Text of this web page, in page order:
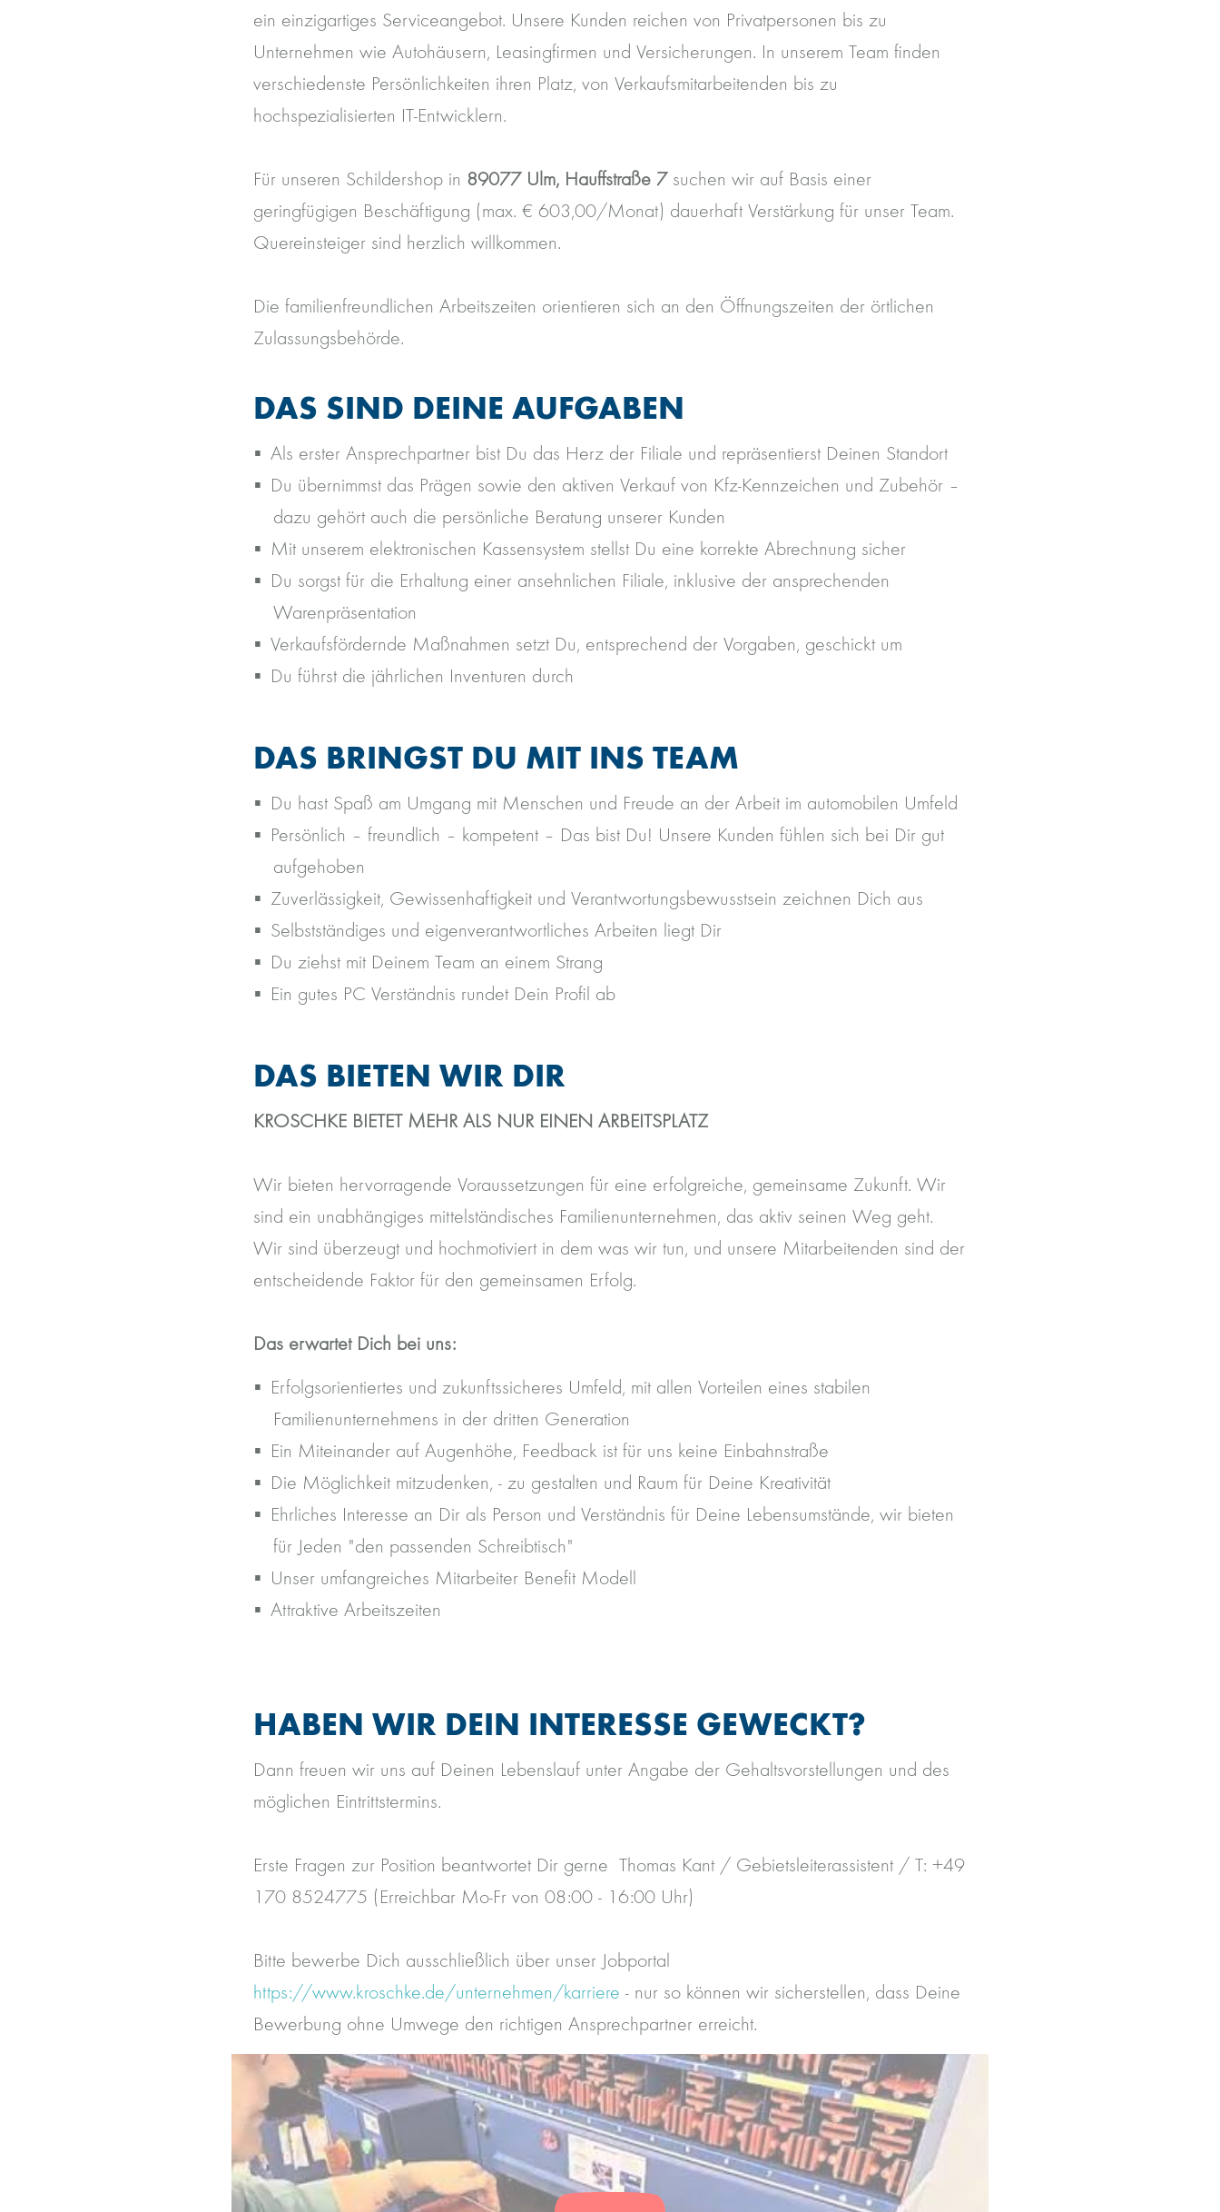
ein einzigartiges Serviceangebot. Unsere Kunden reichen von Privatpersonen bis zu
Unternehmen wie Autohäusern, Leasingfirmen und Versicherungen. In unserem Team finden
verschiedenste Persönlichkeiten ihren Platz, von Verkaufsmitarbeitenden bis zu
hochspezialisierten IT-Entwicklern.
Für unseren Schildershop in 89077 Ulm, Hauffstraße 7 suchen wir auf Basis einer
geringfügigen Beschäftigung (max. € 603,00/Monat) dauerhaft Verstärkung für unser Team.
Quereinsteiger sind herzlich willkommen.
Die familienfreundlichen Arbeitszeiten orientieren sich an den Öffnungszeiten der örtlichen
Zulassungsbehörde.
DAS SIND DEINE AUFGABEN
Als erster Ansprechpartner bist Du das Herz der Filiale und repräsentierst Deinen Standort
Du übernimmst das Prägen sowie den aktiven Verkauf von Kfz-Kennzeichen und Zubehör –
dazu gehört auch die persönliche Beratung unserer Kunden
Mit unserem elektronischen Kassensystem stellst Du eine korrekte Abrechnung sicher
Du sorgst für die Erhaltung einer ansehnlichen Filiale, inklusive der ansprechenden
Warenpräsentation
Verkaufsfördernde Maßnahmen setzt Du, entsprechend der Vorgaben, geschickt um
Du führst die jährlichen Inventuren durch
DAS BRINGST DU MIT INS TEAM
Du hast Spaß am Umgang mit Menschen und Freude an der Arbeit im automobilen Umfeld
Persönlich – freundlich – kompetent – Das bist Du! Unsere Kunden fühlen sich bei Dir gut
aufgehoben
Zuverlässigkeit, Gewissenhaftigkeit und Verantwortungsbewusstsein zeichnen Dich aus
Selbstständiges und eigenverantwortliches Arbeiten liegt Dir
Du ziehst mit Deinem Team an einem Strang
Ein gutes PC Verständnis rundet Dein Profil ab
DAS BIETEN WIR DIR
KROSCHKE BIETET MEHR ALS NUR EINEN ARBEITSPLATZ
Wir bieten hervorragende Voraussetzungen für eine erfolgreiche, gemeinsame Zukunft. Wir
sind ein unabhängiges mittelständisches Familienunternehmen, das aktiv seinen Weg geht.
Wir sind überzeugt und hochmotiviert in dem was wir tun, und unsere Mitarbeitenden sind der
entscheidende Faktor für den gemeinsamen Erfolg.
Das erwartet Dich bei uns:
Erfolgsorientiertes und zukunftssicheres Umfeld, mit allen Vorteilen eines stabilen
Familienunternehmens in der dritten Generation
Ein Miteinander auf Augenhöhe, Feedback ist für uns keine Einbahnstraße
Die Möglichkeit mitzudenken, - zu gestalten und Raum für Deine Kreativität
Ehrliches Interesse an Dir als Person und Verständnis für Deine Lebensumstände, wir bieten
für Jeden "den passenden Schreibtisch"
Unser umfangreiches Mitarbeiter Benefit Modell
Attraktive Arbeitszeiten
HABEN WIR DEIN INTERESSE GEWECKT?
Dann freuen wir uns auf Deinen Lebenslauf unter Angabe der Gehaltsvorstellungen und des
möglichen Eintrittstermins.
Erste Fragen zur Position beantwortet Dir gerne Thomas Kant / Gebietsleiterassistent / T: +49
170 8524775 (Erreichbar Mo-Fr von 08:00 - 16:00 Uhr)
Bitte bewerbe Dich ausschließlich über unser Jobportal
https://www.kroschke.de/unternehmen/karriere - nur so können wir sicherstellen, dass Deine
Bewerbung ohne Umwege den richtigen Ansprechpartner erreicht.